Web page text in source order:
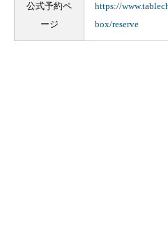
公式予約ペ
ージ
https://
box/reserve